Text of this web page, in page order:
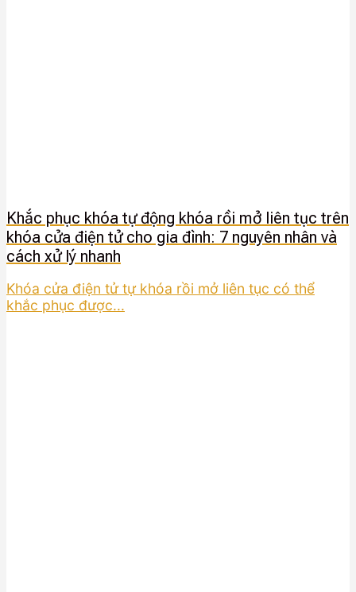
Khắc phục khóa tự động khóa rồi mở liên tục trên
khóa cửa điện tử cho gia đình: 7 nguyên nhân và
cách xử lý nhanh
Khóa cửa điện tử tự khóa rồi mở liên tục có thể
khắc phục được...